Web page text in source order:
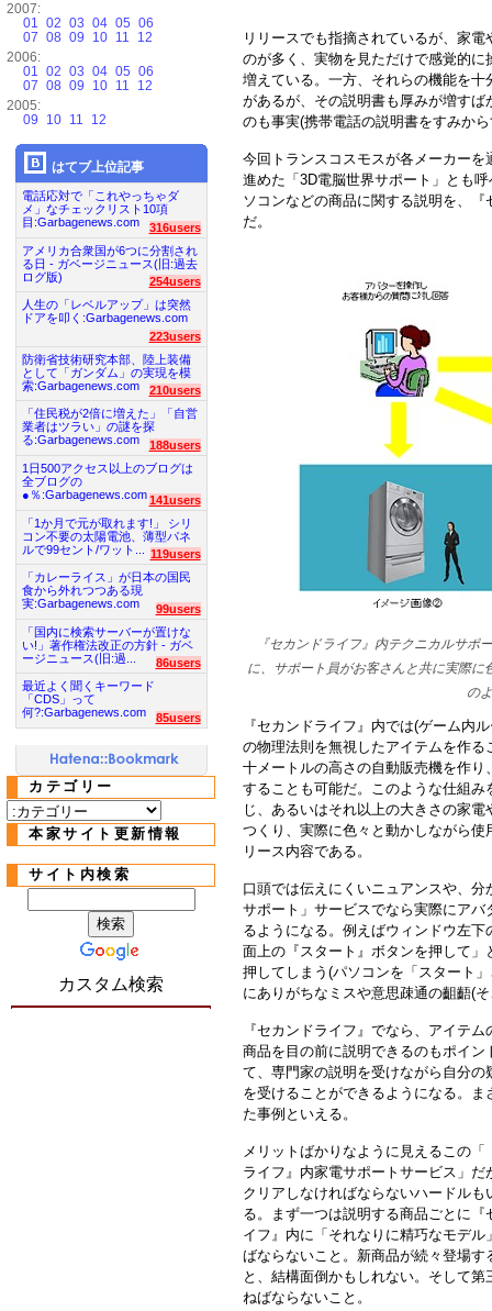
リリースでも指摘されているが、家
のが多く、実物を見ただけで感覚的
増えている。一方、それらの機能を
があるが、その説明書も厚みが増す
のも事実(携帯電話の説明書をすみか
今回トランスコスモスが各メーカー
進めた「3D電脳世界サポート」とも
ソコンなどの商品に関する説明を、
だ。
『セカンドライフ』内テクニカルサポ
に、サポート員がお客さんと共に実際
の
『セカンドライフ』内では(ゲーム内
の物理法則を無視したアイテムを作る
十メートルの高さの自動販売機を作り
することも可能だ。このような仕組み
じ、あるいはそれ以上の大きさの家
つくり、実際に色々と動かしながら
リース内容である。
口頭では伝えにくいニュアンスや、
サポート」サービスでなら実際にア
るようになる。例えばウィンドウ左
面上の『スタート』ボタンを押して
押してしまう(パソコンを「スタート
にありがちなミスや意思疎通の齟齬(
『セカンドライフ』でなら、アイテ
商品を目の前に説明できるのもポイ
て、専門家の説明を受けながら自分
を受けることができるようになる。
た事例といえる。
メリットばかりなように見えるこの「
ライフ』内家電サポートサービス」だ
クリアしなければならないハードルも
る。まず一つは説明する商品ごとに『
イフ』内に「それなりに精巧なモデル
ばならないこと。新商品が続々登場す
と、結構面倒かもしれない。そして
ねばならないこと。
2007:
01 02 03 04 05 06
07 08 09 10 11
12
2006:
01 02 03 04 05 06
07 08 09 10 11
12
2005:
09
10 11 12
はてブ上位記事
電話応対で「これやっちゃダ
メ」なチェックリスト10項
目:Garbagenews.com
316users
アメリカ合衆国が6つに分割され
る日 - ガベージニュース(旧:過去
ログ版)
254users
人生の「レベルアップ」は突然
ドアを叩く:Garbagenews.com
223users
防衛省技術研究本部、陸上装備
として「ガンダム」の実現を模
索:Garbagenews.com
210users
「住民税が2倍に増えた」「自営
業者はツラい」の謎を探
る:Garbagenews.com
188users
1日500アクセス以上のブログは
全ブログの
●％:Garbagenews.com 141users
「1か月で元が取れます!」 シリ
コン不要の太陽電池、薄型パネ
ルで99セント/ワット...
119users
「カレーライス」が日本の国民
食から外れつつある現
実:Garbagenews.com
99users
「国内に検索サーバーが置けな
い!」著作権法改正の方針 - ガベ
ージニュース(旧:過...
86users
最近よく聞くキーワード
「CDS」って
何?:Garbagenews.com
85users
カテゴリー
本家サイト更新情報
サイト内検索
カスタム検索